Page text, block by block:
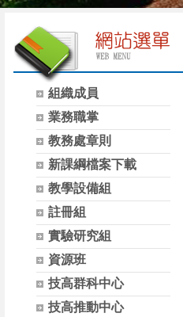
組織成員
業務職掌
教務處章則
新課綱檔案下載
教學設備組
註冊組
實驗研究組
資源班
技高群科中心
技高推動中心